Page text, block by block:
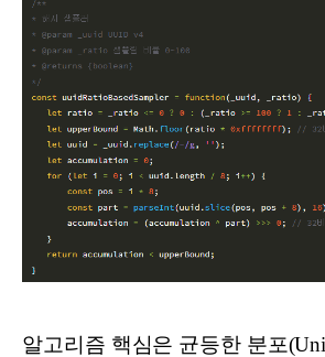
알고리즘 핵심은 균등한 분포